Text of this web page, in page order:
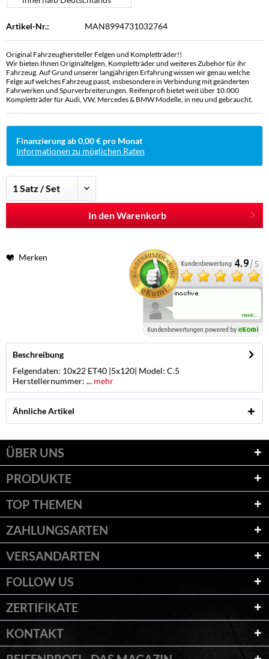
Artikel-Nr.: MAN8994731032764
Original Fahrzeughersteller Felgen und Kompletträder!!
Wir bieten Ihnen Originalfelgen, Kompletträder und weiteres Zubehör für ihr
Fahrzeug. Auf Grund unserer langjährigen Erfahrung wissen wir genau welche
Felge auf welches Fahrzeug passt, insbesondere in Verbindung mit geänderten
Fahrwerken und Spurverbreiterungen. Reifenprofi bietet weit über 10.000
Kompletträder für Audi, VW, Mercedes & BMW Modelle, in neu und gebraucht.
Finanzierung ab 0,00 € pro Monat
Informationen zu möglichen Raten
In den Warenkorb
Merken
Beschreibung
Felgendaten: 10x22 ET40 |5x120| Model: C.5
Herstellernummer: ... mehr
Ähnliche Artikel
ÜBER UNS
PRODUKTE
TOP THEMEN
ZAHLUNGSARTEN
VERSANDARTEN
FOLLOW US
ZERTIFIKATE
KONTAKT